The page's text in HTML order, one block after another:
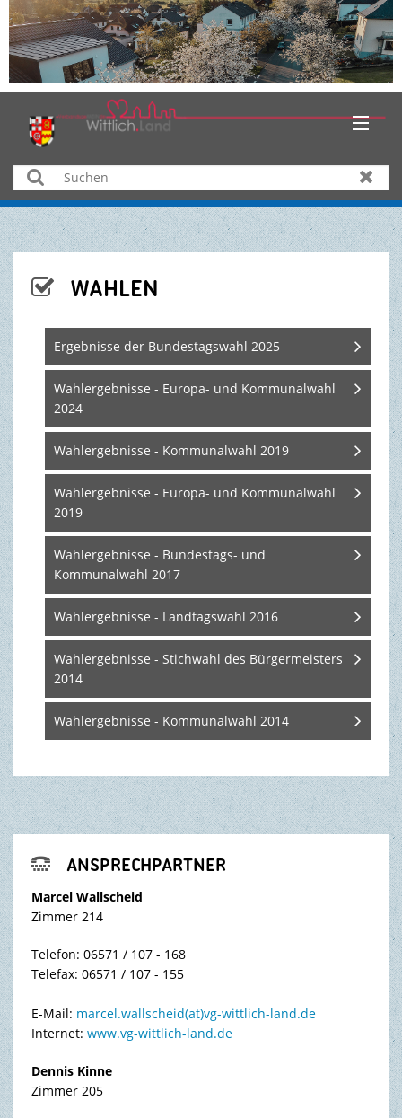
HOME
AKTUELLES
WIRTSCHAFT
BILDUNG & KULTUR
Suchen
 WAHLEN
Ergebnisse der Bundestagswahl 2025
Wahlergebnisse - Europa- und Kommunalwahl
2024
Wahlergebnisse - Kommunalwahl 2019
Wahlergebnisse - Europa- und Kommunalwahl
2019
Wahlergebnisse - Bundestags- und
Kommunalwahl 2017
Wahlergebnisse - Landtagswahl 2016
Wahlergebnisse - Stichwahl des Bürgermeisters
2014
Wahlergebnisse - Kommunalwahl 2014
 ANSPRECHPARTNER
Marcel Wallscheid
Zimmer 214
Telefon: 06571 / 107 - 168
Telefax: 06571 / 107 - 155
E-Mail: marcel.wallscheid(at)vg-wittlich-land.de
Internet: www.vg-wittlich-land.de
Dennis Kinne
Zimmer 205